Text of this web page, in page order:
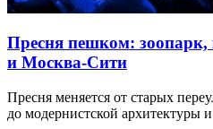
Пресня пешком: зоопарк,
и Москва-Сити
Пресня меняется от старых
до модернистской архитектуры